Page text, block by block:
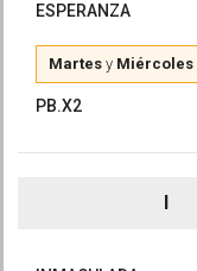
ESPERANZA
Martes y Miércoles
PB.X2
I